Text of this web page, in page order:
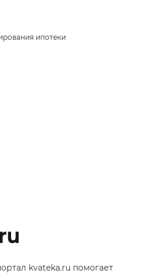
kvateka.ru помогает
ипотеки